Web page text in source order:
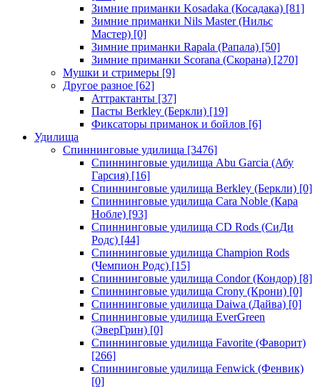
Зимние приманки Kosadaka (Косадака) [81]
Зимние приманки Nils Master (Нильс
Мастер) [0]
Зимние приманки Rapala (Рапала) [50]
Зимние приманки Scorana (Скорана) [270]
Мушки и стримеры [9]
Другое разное [62]
Аттрактанты [37]
Пасты Berkley (Беркли) [19]
Фиксаторы приманок и бойлов [6]
Удилища
Спиннинговые удилища [3476]
Спиннинговые удилища Abu Garcia (Абу
Гарсия) [16]
Спиннинговые удилища Berkley (Беркли) [0]
Спиннинговые удилища Cara Noble (Кара
Нобле) [93]
Спиннинговые удилища CD Rods (СиДи
Родс) [44]
Спиннинговые удилища Champion Rods
(Чемпион Родс) [15]
Спиннинговые удилища Condor (Кондор) [8]
Спиннинговые удилища Crony (Крони) [0]
Спиннинговые удилища Daiwa (Дайва) [0]
Спиннинговые удилища EverGreen
(ЭверГрин) [0]
Спиннинговые удилища Favorite (Фаворит)
[266]
Спиннинговые удилища Fenwick (Фенвик)
[0]